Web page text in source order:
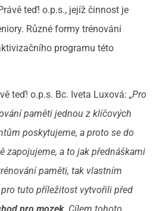
teď! o.p.s., jejíž činnost je
Různé formy trénování
programu této
teď! o.p.s. Bc. Iveta Luxová: „Pro
paměti jednou z klíčových
poskytujeme, a proto se do
zapojujeme, a to jak přednáškami
paměti, tak vlastním
tuto příležitost vytvořili před